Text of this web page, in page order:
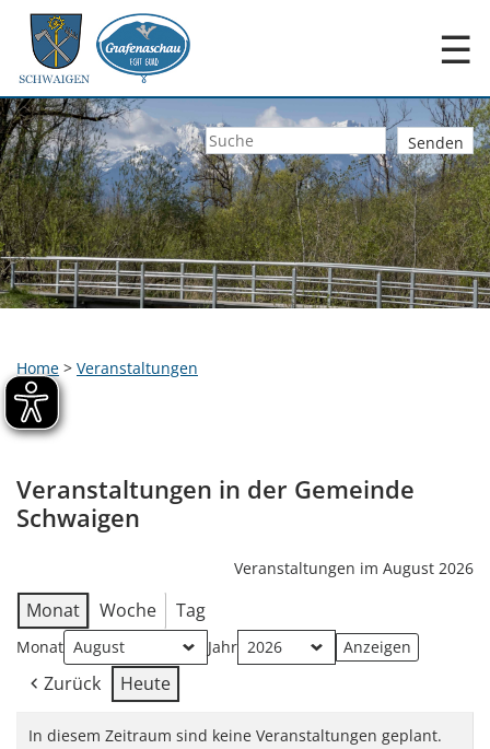
☰
Home > Veranstaltungen
Veranstaltungen in der Gemeinde
Schwaigen
Veranstaltungen im August 2026
Monat Woche Tag
Monat Jahr
Zurück Heute
In diesem Zeitraum sind keine Veranstaltungen geplant.